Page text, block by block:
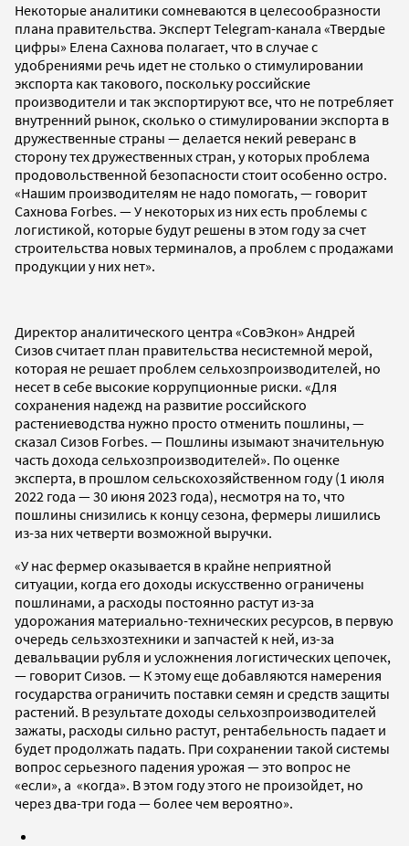
Некоторые аналитики сомневаются в целесообразности
плана правительства. Эксперт Telegram-канала «Твердые
цифры» Елена Сахнова полагает, что в случае с
удобрениями речь идет не столько о стимулировании
экспорта как такового, поскольку российские
производители и так экспортируют все, что не потребляет
внутренний рынок, сколько о стимулировании экспорта в
дружественные страны — делается некий реверанс в
сторону тех дружественных стран, у которых проблема
продовольственной безопасности стоит особенно остро.
«Нашим производителям не надо помогать, — говорит
Сахнова Forbes. — У некоторых из них есть проблемы с
логистикой, которые будут решены в этом году за счет
строительства новых терминалов, а проблем с продажами
продукции у них нет».
Директор аналитического центра «СовЭкон» Андрей
Сизов считает план правительства несистемной мерой,
которая не решает проблем сельхозпроизводителей, но
несет в себе высокие коррупционные риски. «Для
сохранения надежд на развитие российского
растениеводства нужно просто отменить пошлины, —
сказал Сизов Forbes. — Пошлины изымают значительную
часть дохода сельхозпроизводителей». По оценке
эксперта, в прошлом сельскохозяйственном году (1 июля
2022 года — 30 июня 2023 года), несмотря на то, что
пошлины снизились к концу сезона, фермеры лишились
из-за них четверти возможной выручки.
«У нас фермер оказывается в крайне неприятной
ситуации, когда его доходы искусственно ограничены
пошлинами, а расходы постоянно растут из-за
удорожания материально-технических ресурсов, в первую
очередь сельзхозтехники и запчастей к ней, из-за
девальвации рубля и усложнения логистических цепочек,
— говорит Сизов. — К этому еще добавляются намерения
государства ограничить поставки семян и средств защиты
растений. В результате доходы сельхозпроизводителей
зажаты, расходы сильно растут, рентабельность падает и
будет продолжать падать. При сохранении такой системы
вопрос серьезного падения урожая — это вопрос не
«если», а «когда». В этом году этого не произойдет, но
через два-три года — более чем вероятно».